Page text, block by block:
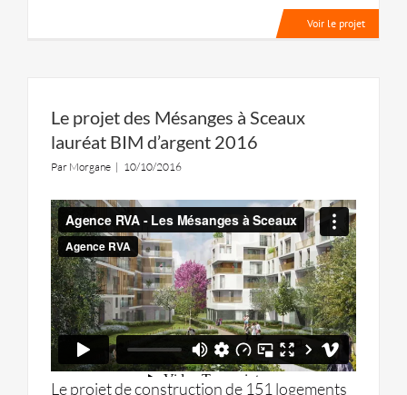
Voir le projet
Le projet des Mésanges à Sceaux
lauréat BIM d’argent 2016
Par Morgane | 10/10/2016
Le projet de construction de 151 logements